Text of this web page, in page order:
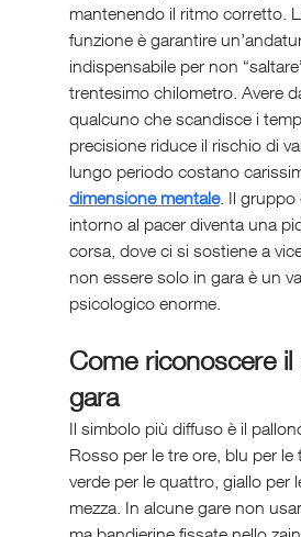
mantenendo il ritmo corretto.
funzione è garantire
indispensabile per non
trentesimo chilometro. Avere
qualcuno che scandisce i
precisione riduce il rischio di
lungo periodo costano
dimensione mentale. Il gruppo
intorno al pacer diventa una
corsa, dove ci si sostiene a
non essere solo in gara è un
psicologico enorme.
Come riconoscere
gara
Il simbolo più diffuso è il
Rosso per le tre ore, blu per le
verde per le quattro, giallo per
mezza. In alcune gare non